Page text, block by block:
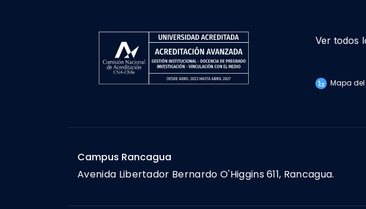
Ver todos
Mapa
Campus Rancagua
Avenida Libertador Bernardo O'Higgins 611, Rancagua.